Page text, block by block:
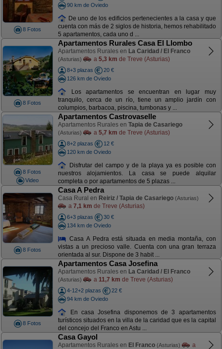
8 Fotos
90 km de Oviedo
De uno de los edificios pertenecientes a la casa y que
cuenta con más de 2 siglos de historia, hemos rehabilitado
5 apartamentos, cada uno d ...
8 Fotos
Apartamentos Rurales Casa El Llombo
Apartamentos Rurales en La Caridad / El Franco
(Asturias) a 5,3 km de Treve (Asturias)
8+3 plazas
20 €
126 km de Oviedo
Los apartamentos se encuentran en lugar muy
tranquilo, cerca de un río, tiene un amplio jardín con
columpios, barbacoa, piscina, tumbonas y ...
8 Fotos
Video
Apartamentos Castrovaselle
Apartamentos Rurales en Tapia de Casariego
(Asturias) a 5,7 km de Treve (Asturias)
8+2 plazas
12 €
120 km de Oviedo
Disfrutar del campo y de la playa ya es posible con
nuestros alojamientos. La casa se puede alquilar
completa o por apartamentos de 5 plazas ...
8 Fotos
Casa A Pedra
Casa Rural en Reiriz / Tapia de Casariego (Asturias)
a 7,1 km de Treve (Asturias)
6+3 plazas
30 €
134 km de Oviedo
Casa A Pedra está situada en media montaña, con
vistas a un precioso valle. Cuenta con una gran terraza
orientada al sur. Dispone de 3 habit ...
8 Fotos
Apartamentos Casa Josefina
Apartamentos Rurales en La Caridad / El Franco
(Asturias) a 11,7 km de Treve (Asturias)
4-12+2 plazas
22 €
94 km de Oviedo
En casa Josefina disponemos de 3 apartamentos
turísticos situados en la villa de la caridad que es la capital
del concejo del Franco en Astu ...
Casa Gayol
Apartamentos Rurales en El Franco (Asturias)
a